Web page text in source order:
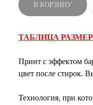
В КОРЗИНУ
ТАБЛИЦА
Принт с эффектом
цвет после стирок.
Технология, при